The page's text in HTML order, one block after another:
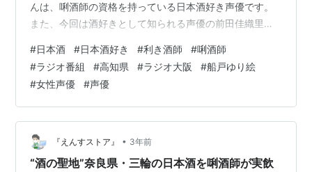
んは、唎酒師の資格を持っている日本酒好き声優です。
また、今回は酒好きとして知られる声優の前田佳織里さ
い。スッキリしてる」「お米の旨味すごいする」前田
「キレがあります」「最初すごく鋭く来るんだけど、そ
の後お米がフワっと包み込む 商品関連情報 「土佐金蔵
純米酒」は高知県香南市にある高木酒造で製造された日
本酒。高木酒造は明治時代から続く酒造です。 「土佐金
蔵 純米酒」は酒米にあけぼのを使用してい…
#日本酒 #日本酒好き #利き酒師 #唎酒師
#ラジオ番組 #高知県 #ラジオ大阪 #船戸ゆり絵
#女性声優 #声優
『えんすストア』 • 3年前
“酒の聖地”奈良県・三輪の日本酒を唎酒師が実飲